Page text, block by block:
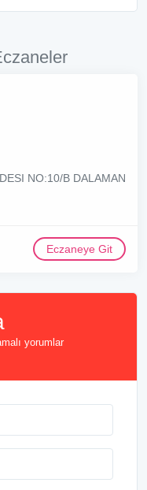
NO:10/B DALAMAN
Eczaneye Git
yorumlar